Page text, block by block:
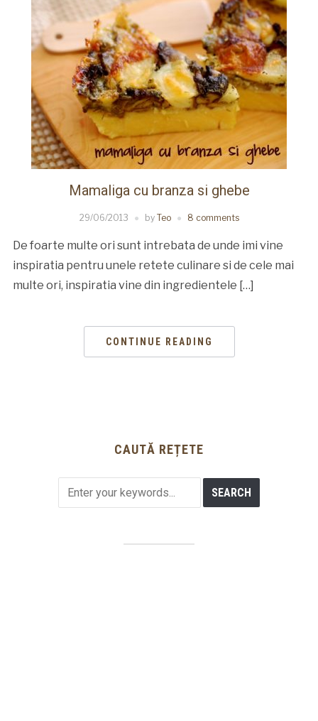
Mamaliga cu branza si ghebe
29/06/2013 by Teo 8 comments
De foarte multe ori sunt intrebata de unde imi vine
inspiratia pentru unele retete culinare si de cele mai
multe ori, inspiratia vine din ingredientele […]
CONTINUE READING
CAUTĂ REȚETE